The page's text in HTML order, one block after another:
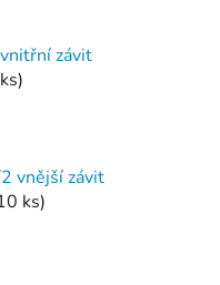
závit
vnější závit
ks)